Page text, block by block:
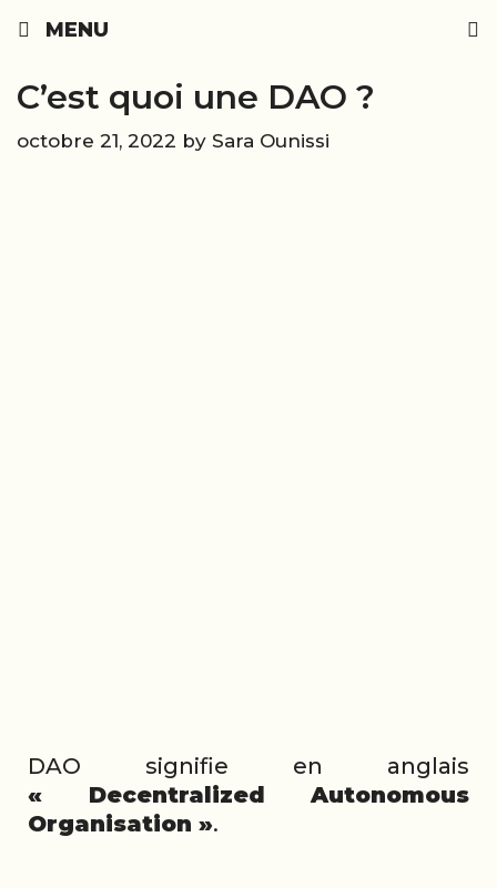
to
MENU
C’est quoi une DAO ?
octobre 21, 2022 by Sara Ounissi
DAO signifie en anglais
« Decentralized Autonomous
Organisation ».